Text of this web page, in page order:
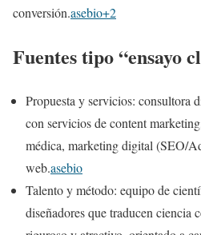
conversión.asebio+2
Fuentes tipo “ensayo
Propuesta y servicios: consultora
con servicios de content
médica, marketing digital (SEO/
web.asebio
Talento y método: equipo de
diseñadores que traducen ciencia